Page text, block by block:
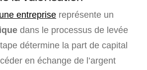
entreprise représente un
dans le processus de levée
détermine la part de capital
en échange de l’argent